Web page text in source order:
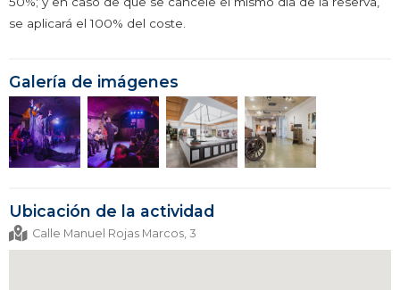
se aplicará el 100% del coste.
Galería de imágenes
Ubicación de la actividad
Calle Manuel Rojas Marcos, 3